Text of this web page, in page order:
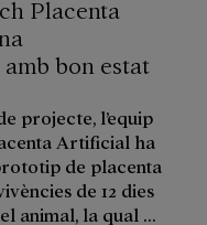
Placenta
bon estat
projecte, l’equip
Artificial ha
de placenta
de 12 dies
animal, la qual ...